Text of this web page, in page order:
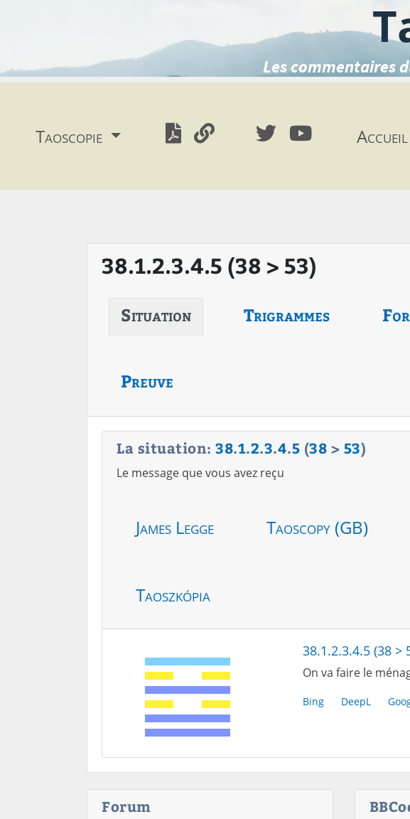
Les commentaires
Taoscopie Accueil
38.1.2.3.4.5 (38 > 53)
Situation Trigrammes
Preuve
La situation: 38.1.2.3.4.5 (38 > 53)
Le message que vous avez reçu
James Legge Taoscopy (GB)
Taoszkópia
38.1.2.3.4.5 (38
On va faire le
Bing DeepL
Forum